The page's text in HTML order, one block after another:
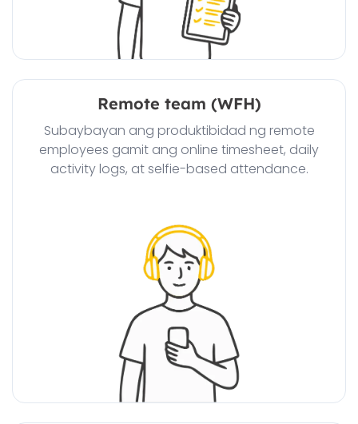
Remote team (WFH)
Subaybayan ang produktibidad ng remote
employees gamit ang online timesheet, daily
activity logs, at selfie-based attendance.